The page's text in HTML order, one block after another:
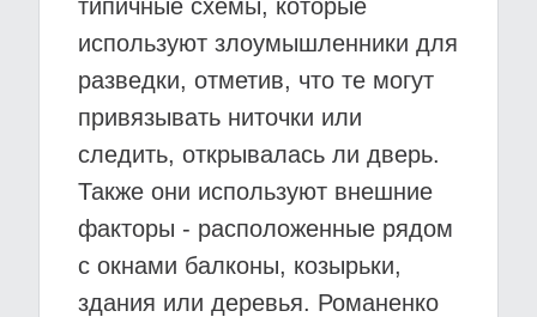
типичные схемы, которые
используют злоумышленники для
разведки, отметив, что те могут
привязывать ниточки или
следить, открывалась ли дверь.
Также они используют внешние
факторы - расположенные рядом
с окнами балконы, козырьки,
здания или деревья. Романенко